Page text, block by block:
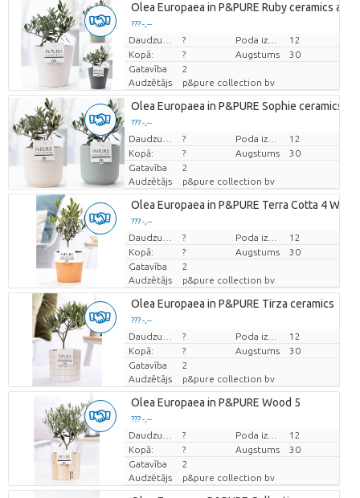
Olea Europaea in P&PURE Ruby ceramics ass.
??? -,--
Cena par vienību
?
12
Kopā:
? Augstums
30
Gatavība
2
Audzētājs
p&pure collection bv
Olea Europaea in P&PURE Sophie ceramics
??? -,--
Cena par vienību
?
12
Kopā:
? Augstums
30
Gatavība
2
Audzētājs
p&pure collection bv
Olea Europaea in P&PURE Terra Cotta 4 White
??? -,--
Cena par vienību
?
12
Kopā:
? Augstums
30
Gatavība
2
Audzētājs
p&pure collection bv
Olea Europaea in P&PURE Tirza ceramics
??? -,--
Cena par vienību
?
12
Kopā:
? Augstums
30
Gatavība
2
Audzētājs
p&pure collection bv
Olea Europaea in P&PURE Wood 5
??? -,--
Cena par vienību
?
12
Kopā:
? Augstums
30
Gatavība
2
Audzētājs
p&pure collection bv